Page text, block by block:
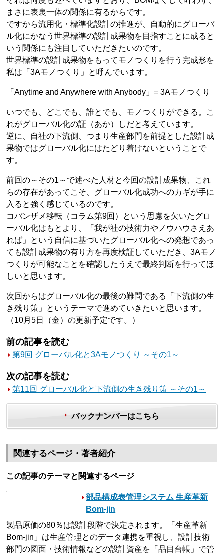
まさに表裏一体の関係に有るからです。
ですから流用化・標準化設計の推進が、自動的にグローバ
ル化にかなう世界標準の設計成果物を目指すことに成ると
いう関係にも注目していただきたいのです。
世界標準の設計成果物をもってモノつくりを行う完成形を
私は「3Aモノつくり」と呼んでいます。
「Anytime and Anywhere with Anybody」= 3Aモノつくり
いつでも、どこでも、誰とでも、モノつくりができる。こ
れがグローバル化の証（あか）しだと考えています。
逆に、自社の下流側、つまり生産部門を前提とした設計成
果物ではグローバル化にはたどり着けないということで
す。
前回の～その1～で述べた人材と今回の設計成果物、これ
らの存在があってこそ、グローバル化成功へのカギが手に
入ると強く感じているのです。
コバンザメ移転（コラム第9回）という思慮を欠いたグロ
ーバル化はもとより、「我が社の技術力やノウハウさえあ
れば」という自信に基づいたグローバル化への発想であっ
ても設計成果物の有り方を再度検証していただき、3Aモノ
つくりが可能なことを確認したうえで最終判断を行ってほ
しいと思います。
次回からはグローバル化の最後の難問である「下流側の生
き残り策」というテーマで進めていきたいと思います。
（10月5日（金）の更新予定です。）
前の記事を読む
第9回 グローバル化と3Aモノつくり ～その1～
次の記事を読む
第11回 グローバル化と下流側の生き残り策 ～その1～
バックナンバーはこちら
関連するページ・著者紹介
この記事のテーマと関連するページ
部品構成表管理システム 生産革新
Bom-jin
製品原価の80％は設計段階で決定されます。「生産革新
Bom-jin」は生産管理とのデータ連携を重視し、設計技術
部門の図面・技術情報などの設計資産を「品目台帳」で管